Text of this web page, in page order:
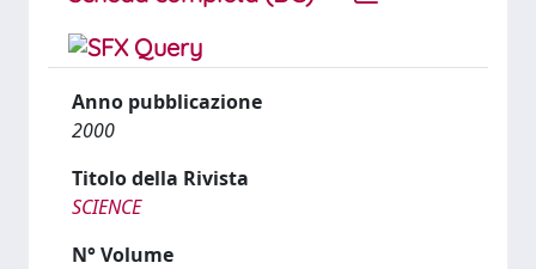
Anno pubblicazione
2000
Titolo della Rivista
SCIENCE
N° Volume